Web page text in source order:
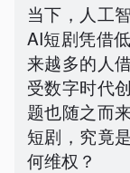
当下，人工
AI短剧凭借
来越多的人
受数字时代
题也随之而
短剧，究竟
何维权？